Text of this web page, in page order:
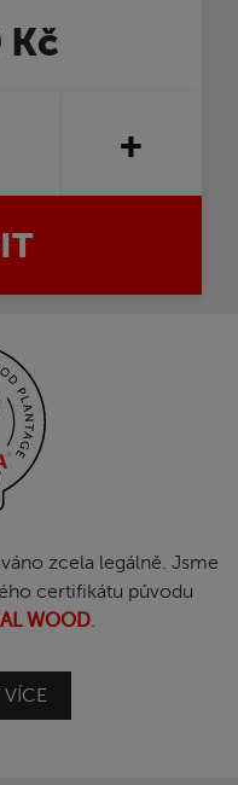
Kč
+
zcela legálně. Jsme
certifikátu původu
WOOD.